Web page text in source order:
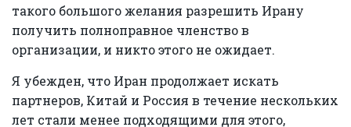
такого большого желания разрешить Ирану
получить полноправное членство в
организации, и никто этого не ожидает.
Я убежден, что Иран продолжает искать
партнеров, Китай и Россия в течение нескольких
лет стали менее подходящими для этого,